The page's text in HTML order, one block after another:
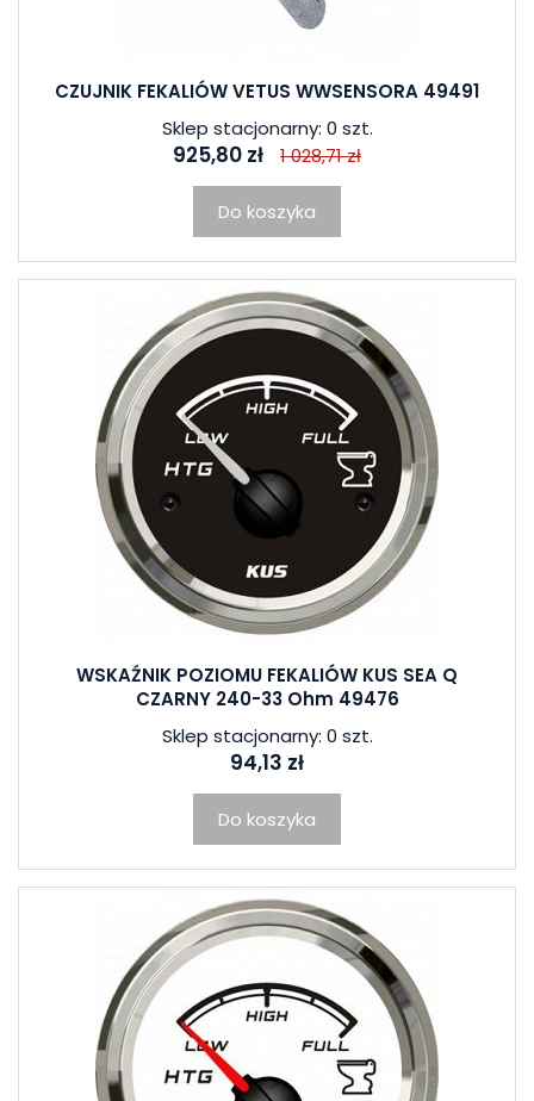
CZUJNIK FEKALIÓW VETUS WWSENSORA 49491
Sklep stacjonarny: 0 szt.
925,80 zł 1 028,71 zł
Do koszyka
WSKAŹNIK POZIOMU FEKALIÓW KUS SEA Q
CZARNY 240-33 Ohm 49476
Sklep stacjonarny: 0 szt.
94,13 zł
Do koszyka